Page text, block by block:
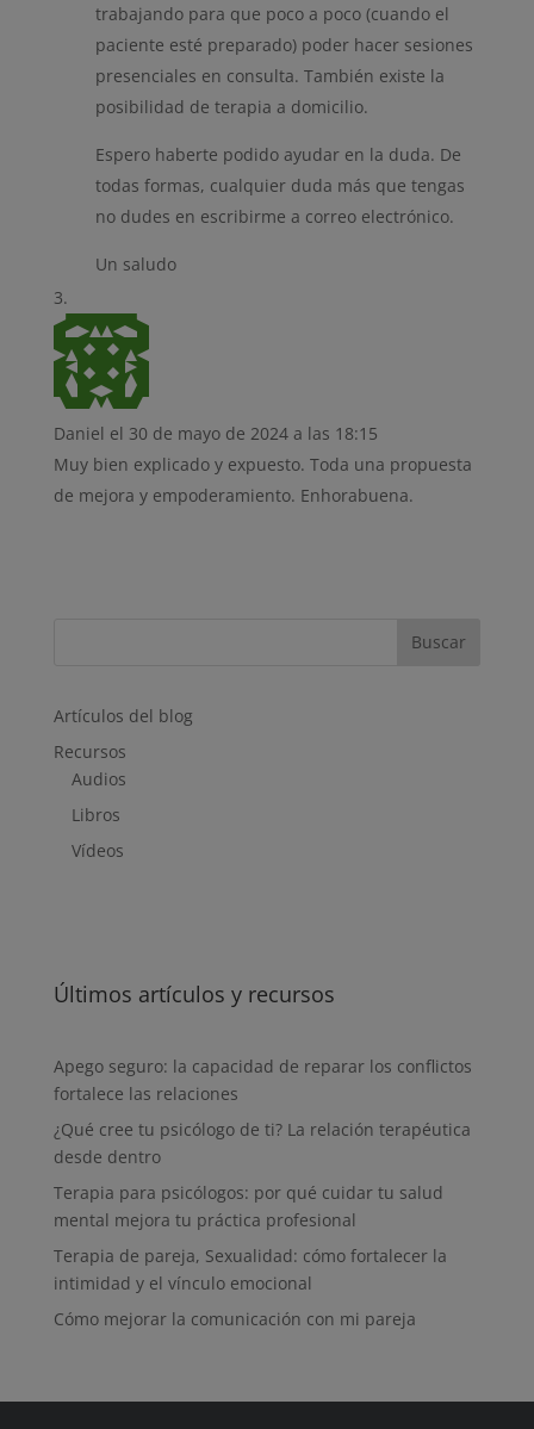
trabajando para que poco a poco (cuando el
paciente esté preparado) poder hacer sesiones
presenciales en consulta. También existe la
posibilidad de terapia a domicilio.
Espero haberte podido ayudar en la duda. De
todas formas, cualquier duda más que tengas
no dudes en escribirme a correo electrónico.
Un saludo
Daniel el 30 de mayo de 2024 a las 18:15
Muy bien explicado y expuesto. Toda una propuesta
de mejora y empoderamiento. Enhorabuena.
Buscar
Artículos del blog
Recursos
Audios
Libros
Vídeos
Últimos artículos y recursos
Apego seguro: la capacidad de reparar los conflictos
fortalece las relaciones
¿Qué cree tu psicólogo de ti? La relación terapéutica
desde dentro
Terapia para psicólogos: por qué cuidar tu salud
mental mejora tu práctica profesional
Terapia de pareja, Sexualidad: cómo fortalecer la
intimidad y el vínculo emocional
Cómo mejorar la comunicación con mi pareja